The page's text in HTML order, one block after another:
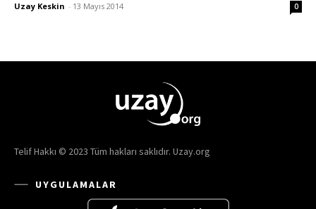
Uzay Keskin - 13 Mayıs 2014 0
Telif Hakkı © 2023 Tüm hakları saklıdır. Uzay.org
UYGULAMALAR